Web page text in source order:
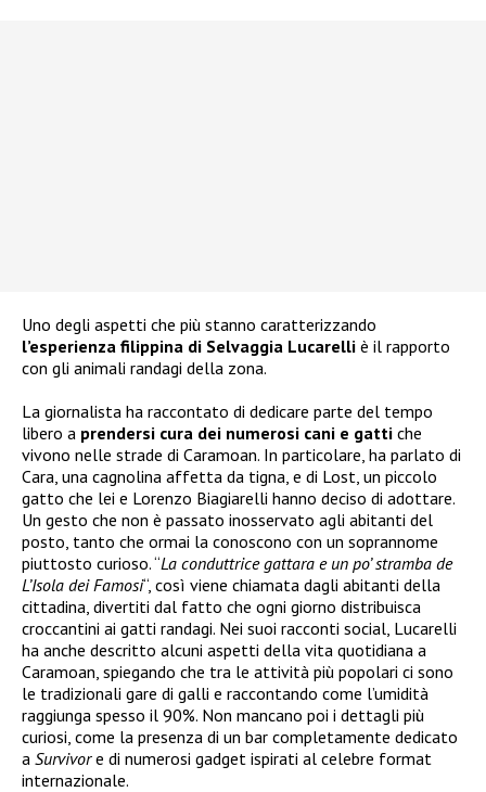
Uno degli aspetti che più stanno caratterizzando
l’esperienza filippina di Selvaggia Lucarelli è il rapporto
con gli animali randagi della zona.
La giornalista ha raccontato di dedicare parte del tempo
libero a prendersi cura dei numerosi cani e gatti che
vivono nelle strade di Caramoan. In particolare, ha parlato di
Cara, una cagnolina affetta da tigna, e di Lost, un piccolo
gatto che lei e Lorenzo Biagiarelli hanno deciso di adottare.
Un gesto che non è passato inosservato agli abitanti del
posto, tanto che ormai la conoscono con un soprannome
piuttosto curioso. “La conduttrice gattara e un po’ stramba de
L’Isola dei Famosi“, così viene chiamata dagli abitanti della
cittadina, divertiti dal fatto che ogni giorno distribuisca
croccantini ai gatti randagi. Nei suoi racconti social, Lucarelli
ha anche descritto alcuni aspetti della vita quotidiana a
Caramoan, spiegando che tra le attività più popolari ci sono
le tradizionali gare di galli e raccontando come l’umidità
raggiunga spesso il 90%. Non mancano poi i dettagli più
curiosi, come la presenza di un bar completamente dedicato
a Survivore di numerosi gadget ispirati al celebre format
internazionale.